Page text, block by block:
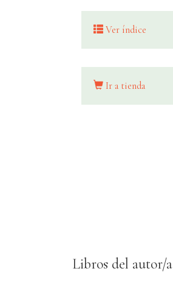
Ver índice
Ir a tienda
Libros del autor/a